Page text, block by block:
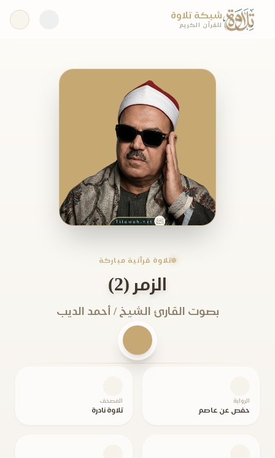
شبكة تلاوة
للقرآن الكريم
تلاوة قرآنية مباركة
الزمر (2)
بصوت القارئ الشيخ / أحمد الديب
الرواية
حفص عن عاصم
المصحف
تلاوة نادرة